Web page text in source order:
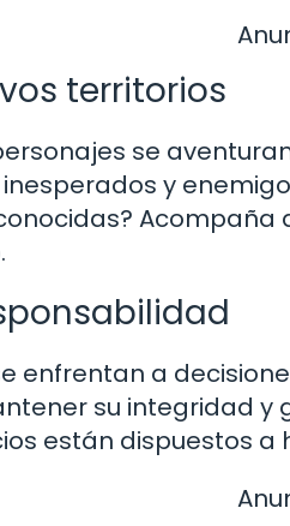
territorios
se
y
enfrentan a
su integridad
están dispuestos a